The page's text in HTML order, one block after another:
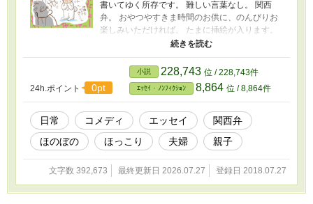
書いてゆく所存です。 難しい言葉なし。 関西
弁。 おやつやすきま時間のお供に、のんびりお
楽しみいただければ。 たまに挿絵が入ります。
※カクヨム・小説家になろう にても同時公開
しています。
24h.ポイント 0pt
小説 228,743 位 / 228,743件
ｴｯｾｲ・ﾉﾝﾌｨｸｼｮﾝ 8,864 位 / 8,864件
日常 コメディ エッセイ
関西弁
ほのぼの
ほっこり 夫婦 親子
文字数 392,673 最終更新日 2026.07.27 登録日 2018.07.27